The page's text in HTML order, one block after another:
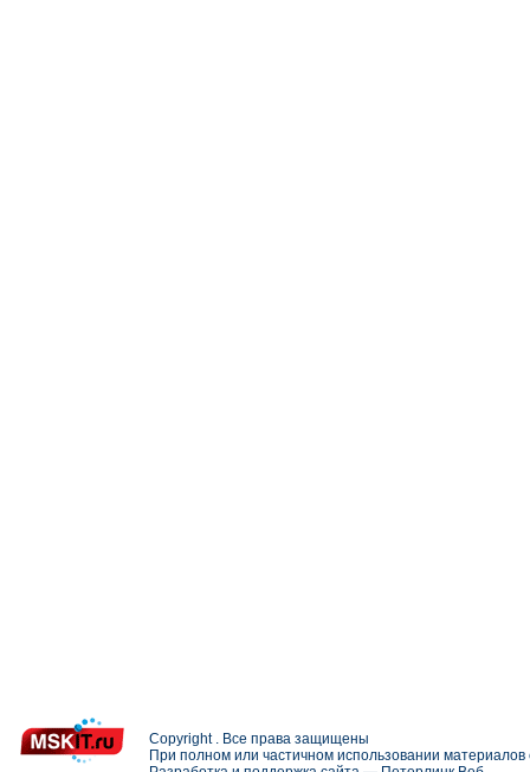
Copyright . Все права защищены
При полном или частичном использовании